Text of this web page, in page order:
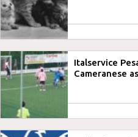
Italservice
Cameranese